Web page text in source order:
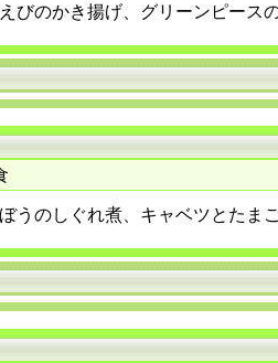
びのかき揚げ、グリーンピース
うのしぐれ煮、キャベツとたま